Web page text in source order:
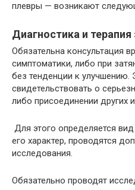
плевры — возникают
Диагностика и
Обязательна консультация
симптоматики, либо при
без тенденции к улучшению.
свидетельствовать о
либо присоединении других
Для этого определяется
его характер, проводятся
исследования.
Обязательно проводят